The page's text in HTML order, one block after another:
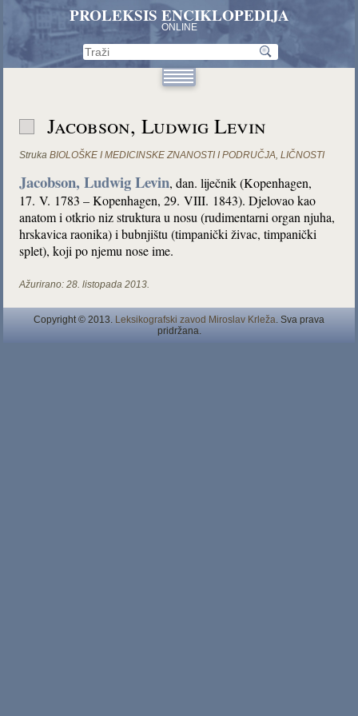
PROLEKSIS ENCIKLOPEDIJA
ONLINE
Jacobson, Ludwig Levin
Struka BIOLOŠKE I MEDICINSKE ZNANOSTI I PODRUČJA,LIČNOSTI
Jacobson, Ludwig Levin, dan. liječnik (Kopenhagen,
17. V. 1783 – Kopenhagen, 29. VIII. 1843). Djelovao kao
anatom i otkrio niz struktura u nosu (rudimentarni organ njuha,
hrskavica raonika) i bubnjištu (timpanički živac, timpanički
splet), koji po njemu nose ime.
Ažurirano: 28. listopada 2013.
Copyright © 2013. Leksikografski zavod Miroslav Krleža. Sva prava
pridržana.